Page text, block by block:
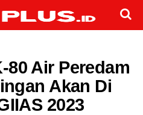
80 Air Peredam
Akan Di
2023